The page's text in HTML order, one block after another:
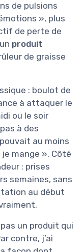
de pulsions
», plus
de perte de
produit
de graisse
: boulot de
à attaquer le
ou le soir
à des
au moins
mange ». Côté
: prises
semaines, sans
au début
un produit qui
contre, j’ai